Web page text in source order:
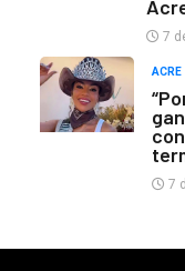
7
ACRE
7